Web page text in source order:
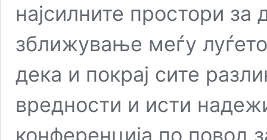
најсилните простори за
зближување меѓу
дека и покрај сите
вредности и исти
конференција по повод